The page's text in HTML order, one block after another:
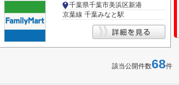
千葉県千葉市美浜区新港
京葉線 千葉みなと駅
該当公開件数68件